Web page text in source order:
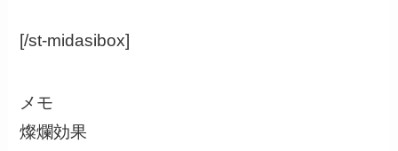
[/st-midasibox]
メモ
燦爛効果